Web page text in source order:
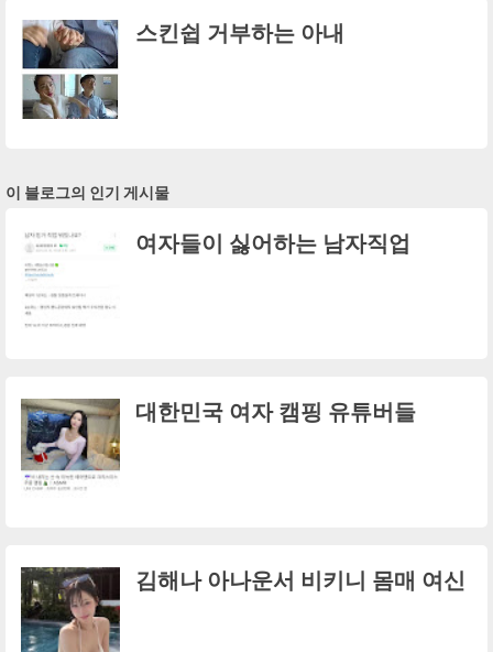
스킨쉽 거부하는 아내
이 블로그의 인기 게시물
여자들이 싫어하는 남자직업
대한민국 여자 캠핑 유튜버들
김해나 아나운서 비키니 몸매 여신